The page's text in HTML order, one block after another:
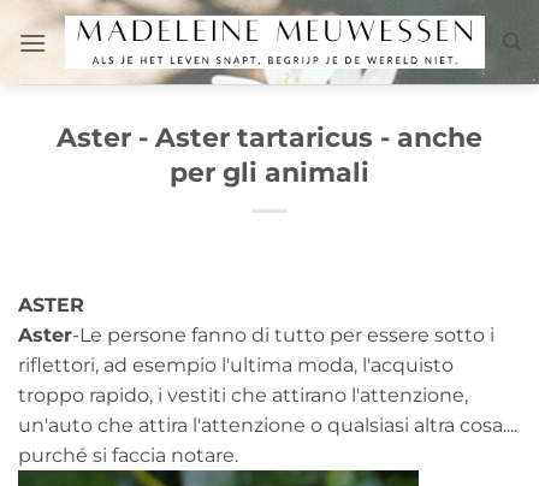
contenuti
Aster - Aster tartaricus - anche
per gli animali
ASTER
Aster-Le persone fanno di tutto per essere sotto i
riflettori, ad esempio l'ultima moda, l'acquisto
troppo rapido, i vestiti che attirano l'attenzione,
un'auto che attira l'attenzione o qualsiasi altra cosa....
purché si faccia notare.